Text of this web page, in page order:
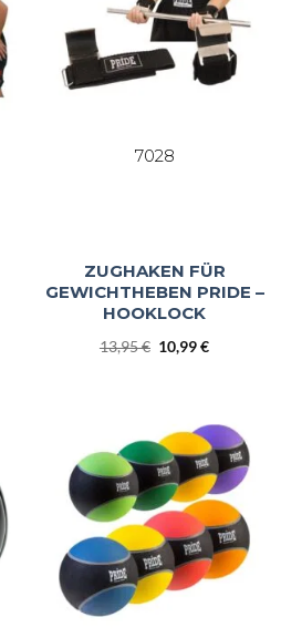
7028
ZUGHAKEN FÜR
GEWICHTHEBEN PRIDE –
HOOKLOCK
13,95€ Ursprünglicher
10,99€Aktueller